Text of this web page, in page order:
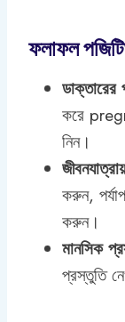
ফলাফল
ডাক্তারের
করে
নিন।
করুন,
করুন।
মানসিক
প্রস্তুতি